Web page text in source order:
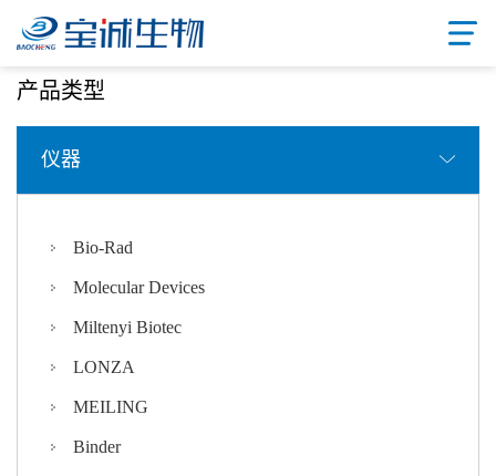
首页/ 产品中心
产品类型
仪器
Bio-Rad
Molecular Devices
Miltenyi Biotec
LONZA
MEILING
Binder